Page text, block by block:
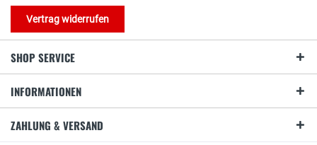
Vertrag widerrufen
SHOP SERVICE
INFORMATIONEN
ZAHLUNG & VERSAND